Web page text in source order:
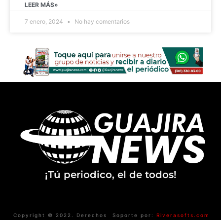
LEER MÁS»
7 enero, 2024 No hay comentarios
¡Tú periodico, el de todos!
Copyright © 2022. Derechos
Soporte por: Riverasofts.com